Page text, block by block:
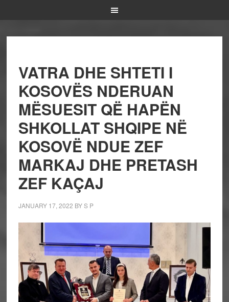
VATRA DHE SHTETI I
KOSOVËS NDERUAN
MËSUESIT QË HAPËN
SHKOLLAT SHQIPE NË
KOSOVË NDUE ZEF
MARKAJ DHE PRETASH
ZEF KAÇAJ
JANUARY 17, 2022 BYS P